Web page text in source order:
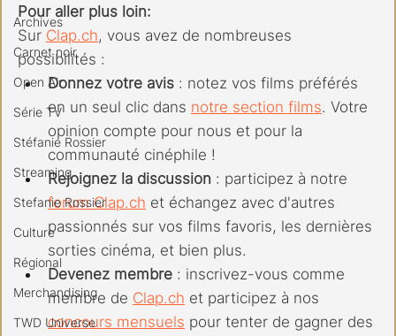
Archives
Carnet noir
Open Air
Série TV
Stéfanie Rossier
Streaming
Stefanie Rossier
Culture
Régional
Merchandising
TWD Universe
Pour aller plus loin:
Sur Clap.ch, vous avez de nombreuses
possibilités :
Donnez votre avis : notez vos films préférés
en un seul clic dans notre section films. Votre
opinion compte pour nous et pour la
communauté cinéphile !
Rejoignez la discussion : participez à notre
forum Clap.ch et échangez avec d'autres
passionnés sur vos films favoris, les dernières
sorties cinéma, et bien plus.
Devenez membre : inscrivez-vous comme
membre de Clap.ch et participez à nos
concours mensuels pour tenter de gagner des